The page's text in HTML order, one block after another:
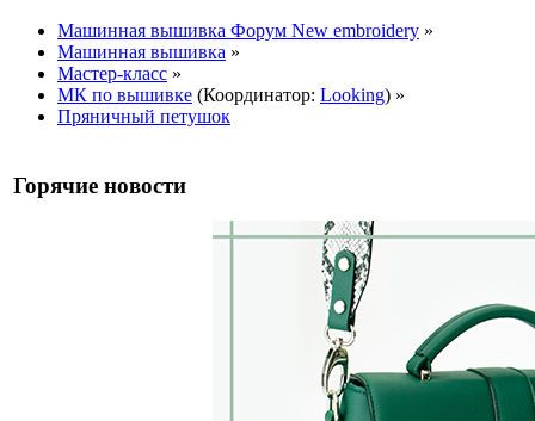
Машинная вышивка Форум New embroidery »
Машинная вышивка »
Мастер-класс »
МК по вышивке (Координатор: Looking) »
Пряничный петушок
Горячие новости